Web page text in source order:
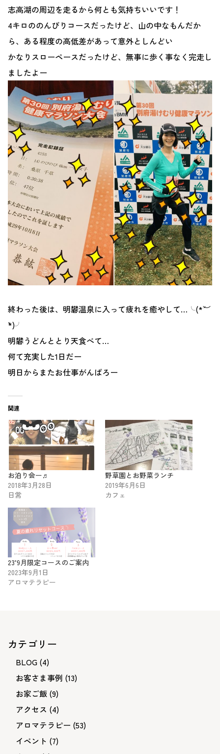
志高湖の周辺を走るから何とも気持ちいいです！
4キロののんびりコースだったけど、山の中なもんだか
ら、ある程度の高低差があって意外としんどい
かなりスローペースだったけど、無事に歩く事なく完走し
ましたよー
終わった後は、明礬温泉に入って疲れを癒やして…╰(*´︶
`*)╯
明礬うどんととり天食べて…
何て充実した1日だー
明日からまたお仕事がんばろー
関連
お泊り会ー♬
2018年3月28日
日常
野草園とお野菜ランチ
2019年6月6日
カフェ
23’9月限定コースのご案内
2023年9月1日
アロマテラピー
カテゴリー
BLOG (4)
お客さま事例 (13)
お家ご飯 (9)
アクセス (4)
アロマテラピー (53)
イベント (7)